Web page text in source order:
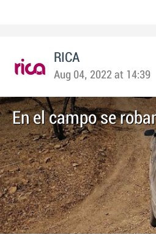
RICA
Aug 04, 2022 at 14:39
En el campo se